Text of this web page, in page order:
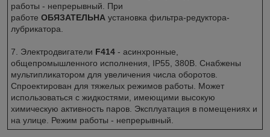
работы - непрерывный. При
работе ОБЯЗАТЕЛЬНА установка фильтра-редуктора-
лубрикатора.
7. Электродвигатели F414 - асинхронные,
общепромышленного исполнения, IP55, 380В. Снабжены
мультипликатором для увеличения числа оборотов.
Спроектирован для тяжелых режимов работы. Может
использоваться с жидкостями, имеющими высокую
химическую активность паров. Эксплуатация в помещениях и
на улице. Режим работы - непрерывный.